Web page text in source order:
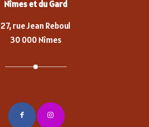
Nîmes et du Gard
27, rue Jean Reboul
30 000 Nîmes